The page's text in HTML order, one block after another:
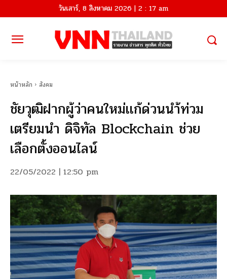
วันเสาร์, 8 สิงหาคม 2026 | 2 : 17 am
หน้าหลัก สังคม
ชัยวุฒิฝากผู้ว่าคนใหม่เเก้ด่วนนำ้ท่วม
เตรียมนำ ดิจิทัล Blockchain ช่วย
เลือกตั้งออนไลน์
22/05/2022 | 12:50 pm